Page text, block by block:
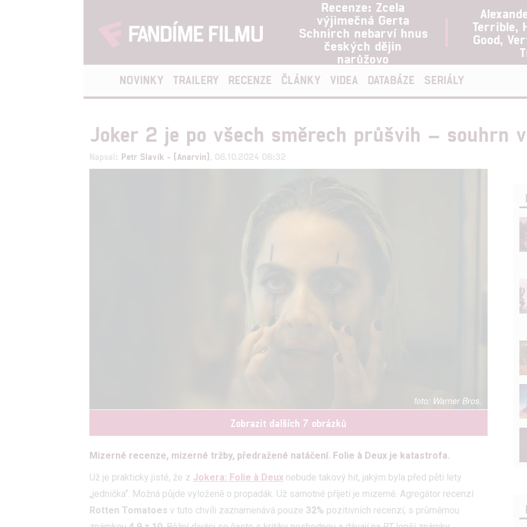
Recenze: Zcela
výjimečná Gerta
Schnirch nebarví hnus
českých dějin
narůžovo
Terrible,
Good,
NOVINKY TRAILERY RECENZE ČLÁNKY VIDEA DATABÁZE SERIÁLY
Joker 2 je po všech směrech průšvih – souhrn
Napsal: Petr Slavík - (Anarvin) , 06.10.2024 06:32
Warner Bros.
Zobrazit dalších 7 obrázků
Mizerné recenze, mizerné tržby, předražené natáčení. Folie à Deux je katastrofa.
Už je prakticky jisté, že z Jokera: Folie à Deux nebude takový hit, jakým byla před pěti lety
„jednička“. Možná půjde vyloženě o propadák. Už samotné přijetí je mizerné. Agregátor recenzí
Rotten Tomatoes v tuto chvíli zaznamenává pouze 32% pozitivních recenzí, s průměrnou